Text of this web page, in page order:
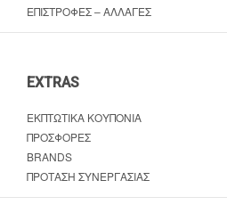
ΕΠΙΣΤΡΟΦΈΣ – ΑΛΛΑΓΈΣ
EXTRAS
ΕΚΠΤΩΤΙΚΆ ΚΟΥΠΌΝΙΑ
ΠΡΟΣΦΟΡΈΣ
BRANDS
ΠΡΌΤΑΣΗ ΣΥΝΕΡΓΑΣΊΑΣ